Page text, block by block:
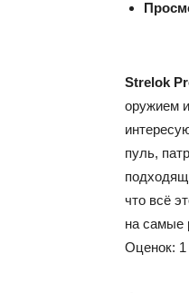
Strelok
оружием
пуль,
что всё
на самые
Оценок: 1